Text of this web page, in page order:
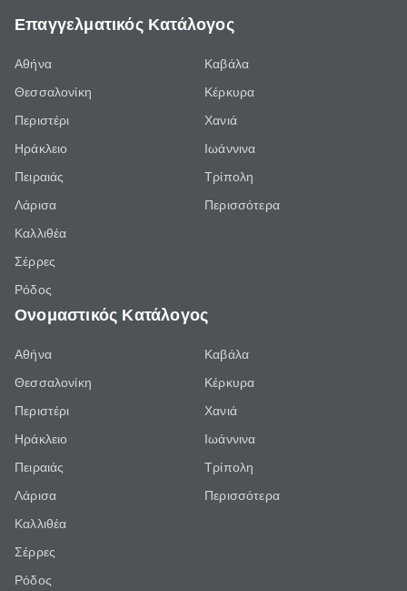
Επαγγελματικός Κατάλογος
Αθήνα
Θεσσαλονίκη
Περιστέρι
Ηράκλειο
Πειραιάς
Λάρισα
Καλλιθέα
Σέρρες
Ρόδος
Καβάλα
Κέρκυρα
Χανιά
Ιωάννινα
Τρίπολη
Περισσότερα
Ονομαστικός Κατάλογος
Αθήνα
Θεσσαλονίκη
Περιστέρι
Ηράκλειο
Πειραιάς
Λάρισα
Καλλιθέα
Σέρρες
Ρόδος
Καβάλα
Κέρκυρα
Χανιά
Ιωάννινα
Τρίπολη
Περισσότερα